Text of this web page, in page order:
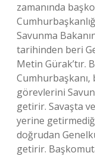
zamanında
Savunma
tarihinden beri
Metin Gürak’tır.
Cumhurbaşkanı,
görevlerini
getirir. Savaşta
yerine
doğrudan
getirir.